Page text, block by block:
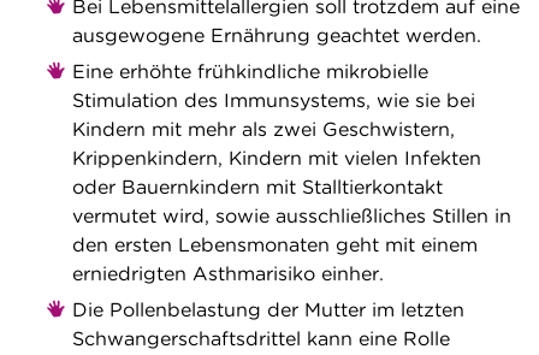
Bei Lebensmittelallergien soll trotzdem auf eine
ausgewogene Ernährung geachtet werden.
Eine erhöhte frühkindliche mikrobielle
Stimulation des Immunsystems, wie sie bei
Kindern mit mehr als zwei Geschwistern,
Krippenkindern, Kindern mit vielen Infekten
oder Bauernkindern mit Stalltierkontakt
vermutet wird, sowie ausschließliches Stillen in
den ersten Lebensmonaten geht mit einem
erniedrigten Asthmarisiko einher.
Die Pollenbelastung der Mutter im letzten
Schwangerschaftsdrittel kann eine Rolle